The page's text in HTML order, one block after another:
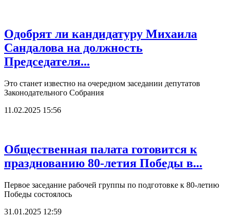
Одобрят ли кандидатуру Михаила
Сандалова на должность
Председателя...
Это станет известно на очередном заседании депутатов
Законодательного Собрания
11.02.2025 15:56
Общественная палата готовится к
празднованию 80-летия Победы в...
Первое заседание рабочей группы по подготовке к 80-летию
Победы состоялось
31.01.2025 12:59